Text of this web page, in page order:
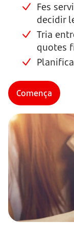
Fes
decidir
Tria
quotes
Comença